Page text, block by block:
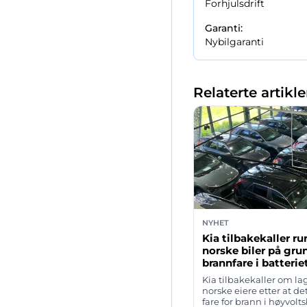
Forhjulsdrift
Garanti:
Nybilgaranti
Relaterte
NYHET
Kia tilbakekaller
norske biler på
brannfare i
Kia tilbakekaller om
norske eiere etter at
fare for brann i